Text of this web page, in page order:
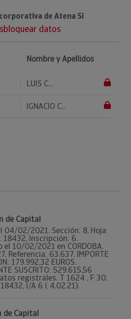
de Atena Sl
datos
Nombre y Apellidos
LUIS C...
IGNACIO C...
de Capital
04/02/2021. Sección: 8, Hoja
18432, Inscripción: 6.
el 10/02/2021 en CORDOBA.
Referencia: 63.637. IMPORTE
179.992,32 EUROS.
SUSCRITO: 529.615,56
registrales. T 1624 , F 30,
18432, I/A 6 ( 4.02.21).
de Capital